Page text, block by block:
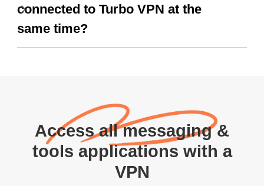
connected to Turbo VPN at the
same time?
Access all messaging &
tools applications with a
VPN